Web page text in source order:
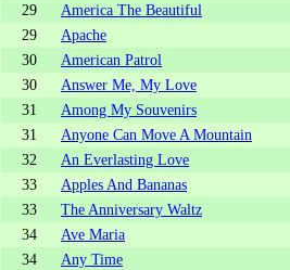
29
America The Beautiful
29
Apache
30
American Patrol
30
Answer Me, My Love
31
Among My Souvenirs
31
Anyone Can Move A Mountain
32
An Everlasting Love
33
Apples And Bananas
33
The Anniversary Waltz
34
Ave Maria
34
Any Time